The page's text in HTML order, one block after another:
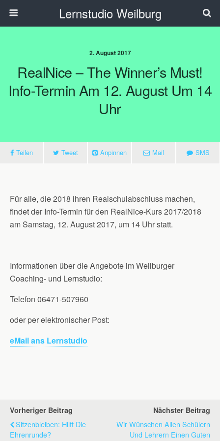
Lernstudio Weilburg
2. August 2017
RealNice – The Winner’s Must!
Info-Termin Am 12. August Um 14
Uhr
Teilen Tweet Anpinnen Mail SMS
Für alle, die 2018 ihren Realschulabschluss machen,
findet der Info-Termin für den RealNice-Kurs 2017/2018
am Samstag, 12. August 2017, um 14 Uhr statt.
Informationen über die Angebote im Weilburger
Coaching- und Lernstudio:
Telefon 06471-507960
oder per elektronischer Post:
eMail ans Lernstudio
Vorheriger Beitrag
Sitzenbleiben: Hilft Die
Ehrenrunde?
Nächster Beitrag
Wir Wünschen Allen Schülern
Und Lehrern Einen Guten